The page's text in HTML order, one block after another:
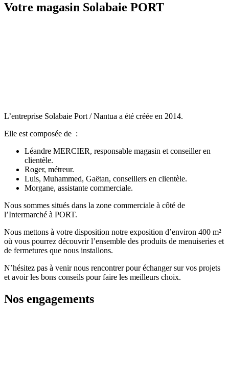
Votre magasin Solabaie PORT
L’entreprise Solabaie Port / Nantua a été créée en 2014.
Elle est composée de :
Léandre MERCIER, responsable magasin et conseiller en
clientèle.
Roger, métreur.
Luis, Muhammed, Gaëtan, conseillers en clientèle.
Morgane, assistante commerciale.
Nous sommes situés dans la zone commerciale à côté de
l’Intermarché à PORT.
Nous mettons à votre disposition notre exposition d’environ 400 m²
où vous pourrez découvrir l’ensemble des produits de menuiseries et
de fermetures que nous installons.
N’hésitez pas à venir nous rencontrer pour échanger sur vos projets
et avoir les bons conseils pour faire les meilleurs choix.
Nos engagements